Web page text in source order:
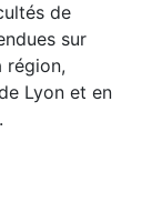
de
sur
région,
Lyon et en